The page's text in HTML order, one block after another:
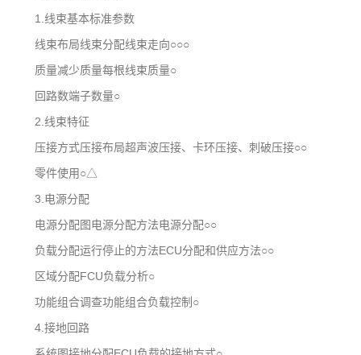
1.线束基本标准参数
线束布局线束分配线束走向○○○
质量减少质量每根线束质量○
回路数端子数量○
2.线束特征
压接方式压接布局超声波压接、卡环压接、刺破压接○○
零件使用○△
3.电源分配
电源分配图电源分配方法电源分配○○
负载分配运行停止的方法ECU分配和供应方法○○
区域分配FCU负载分析○
功能组合调查功能组合负载控制○
4.接地回路